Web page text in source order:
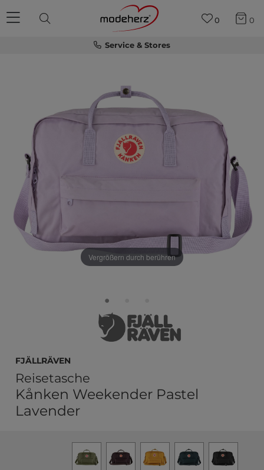
Service & Stores
0 0
Vergrößern durch berühren
Fjällräven
Reisetasche
Kånken Weekender Pastel
Lavender